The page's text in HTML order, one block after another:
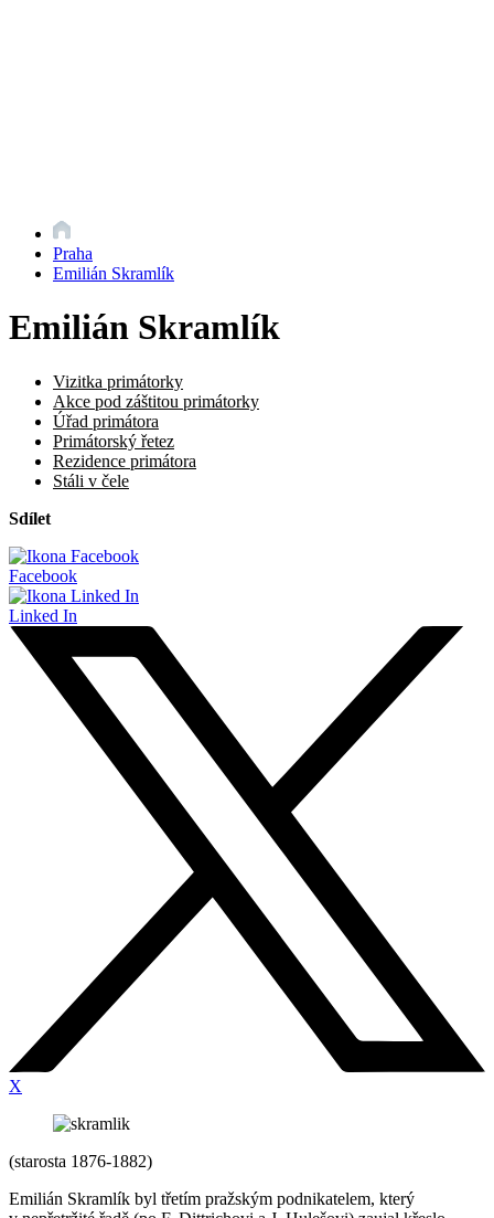
Praha
Emilián Skramlík
Emilián Skramlík
Vizitka primátorky
Akce pod záštitou primátorky
Úřad primátora
Primátorský řetez
Rezidence primátora
Stáli v čele
Sdílet
Facebook
Linked In
X
(starosta 1876-1882)
Emilián Skramlík byl třetím pražským podnikatelem, který